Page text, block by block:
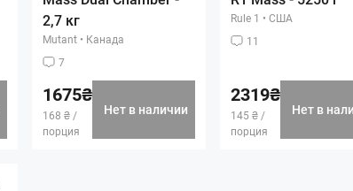
2,7 кг
Mutant • Канада
7
1675₴
168 ₴ /
порция
Нет в наличии
Rule 1 • США
11
2319₴
145 ₴ /
порция
Нет в